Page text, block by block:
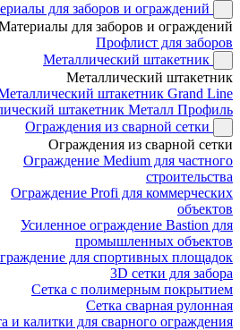
для заборов и ограждений
для заборов и ограждений
Профлист для заборов
Металлический штакетник
Металлический штакетник
штакетник Grand Line
штакетник Металл Профиль
Ограждения из сварной сетки
Ограждения из сварной сетки
Ограждение Medium для частного
строительства
Ограждение Profi для коммерческих
объектов
Усиленное ограждение Bastion для
промышленных объектов
для спортивных площадок
3D сетки для забора
Сетка с полимерным покрытием
Сетка сварная рулонная
и калитки для сварного ограждения